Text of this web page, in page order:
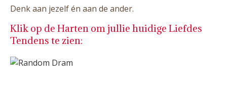
Denk aan jezelf én aan de ander.
Klik op de Harten om jullie huidige Liefdes
Tendens te zien: